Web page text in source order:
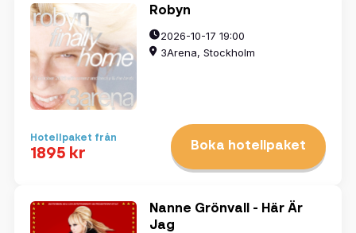
Robyn
2026-10-17 19:00
3Arena, Stockholm
Hotellpaket från
1895 kr Boka hotellpaket
Nanne Grönvall - Här Är
Jag